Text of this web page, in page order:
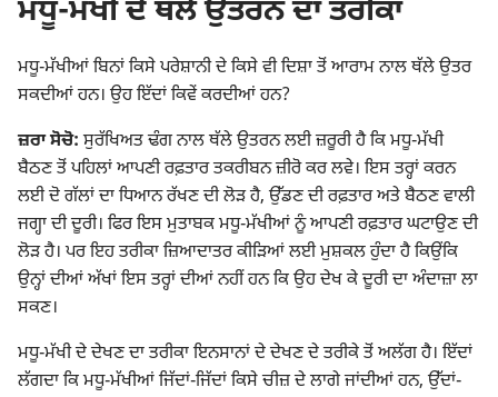
ਮਧੂ-ਮੱਖੀ ਦੇ ਥੱਲੇ ਉਤਰਨ ਦਾ ਤਰੀਕਾ
ਮਧੂ-ਮੱਖੀਆਂ ਬਿਨਾਂ ਕਿਸੇ ਪਰੇਸ਼ਾਨੀ ਦੇ ਕਿਸੇ ਵੀ ਦਿਸ਼ਾ ਤੋਂ ਆਰਾਮ ਨਾਲ ਥੱਲੇ ਉਤਰ
ਸਕਦੀਆਂ ਹਨ। ਉਹ ਇੱਦਾਂ ਕਿਵੇਂ ਕਰਦੀਆਂ ਹਨ?
ਜ਼ਰਾ ਸੋਚੋ:ਸੁਰੱਖਿਅਤ ਢੰਗ ਨਾਲ ਥੱਲੇ ਉਤਰਨ ਲਈ ਜ਼ਰੂਰੀ ਹੈ ਕਿ ਮਧੂ-ਮੱਖੀ
ਬੈਠਣ ਤੋਂ ਪਹਿਲਾਂ ਆਪਣੀ ਰਫ਼ਤਾਰ ਤਕਰੀਬਨ ਜ਼ੀਰੋ ਕਰ ਲਵੇ। ਇਸ ਤਰ੍ਹਾਂ ਕਰਨ
ਲਈ ਦੋ ਗੱਲਾਂ ਦਾ ਧਿਆਨ ਰੱਖਣ ਦੀ ਲੋੜ ਹੈ, ਉੱਡਣ ਦੀ ਰਫ਼ਤਾਰ ਅਤੇ ਬੈਠਣ ਵਾਲੀ
ਜਗ੍ਹਾ ਦੀ ਦੂਰੀ। ਫਿਰ ਇਸ ਮੁਤਾਬਕ ਮਧੂ-ਮੱਖੀਆਂ ਨੂੰ ਆਪਣੀ ਰਫ਼ਤਾਰ ਘਟਾਉਣ ਦੀ
ਲੋੜ ਹੈ। ਪਰ ਇਹ ਤਰੀਕਾ ਜ਼ਿਆਦਾਤਰ ਕੀੜਿਆਂ ਲਈ ਮੁਸ਼ਕਲ ਹੁੰਦਾ ਹੈ ਕਿਉਂਕਿ
ਉਨ੍ਹਾਂ ਦੀਆਂ ਅੱਖਾਂ ਇਸ ਤਰ੍ਹਾਂ ਦੀਆਂ ਨਹੀਂ ਹਨ ਕਿ ਉਹ ਦੇਖ ਕੇ ਦੂਰੀ ਦਾ ਅੰਦਾਜ਼ਾ ਲਾ
ਸਕਣ।
ਮਧੂ-ਮੱਖੀ ਦੇ ਦੇਖਣ ਦਾ ਤਰੀਕਾ ਇਨਸਾਨਾਂ ਦੇ ਦੇਖਣ ਦੇ ਤਰੀਕੇ ਤੋਂ ਅਲੱਗ ਹੈ। ਇੱਦਾਂ
ਲੱਗਦਾ ਕਿ ਮਧੂ-ਮੱਖੀਆਂ ਜਿੱਦਾਂ-ਜਿੱਦਾਂ ਕਿਸੇ ਚੀਜ਼ ਦੇ ਲਾਗੇ ਜਾਂਦੀਆਂ ਹਨ, ਉੱਦਾਂ-